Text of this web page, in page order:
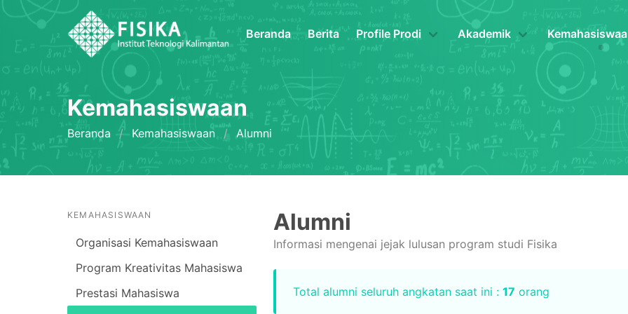
Beranda Berita Profile Prodi Akademik
Kemahasiswaan
Beranda Kemahasiswaan Alumni
KEMAHASISWAAN
Organisasi Kemahasiswaan
Program Kreativitas Mahasiswa
Prestasi Mahasiswa
Alumni
Informasi mengenai jejak lulusan program studi Fisika
Total alumni seluruh angkatan saat ini : 17 orang